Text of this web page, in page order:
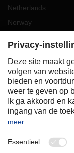
Netherlands
Norway
Romania
Slovakia
Spain
Sweden
Switzerland